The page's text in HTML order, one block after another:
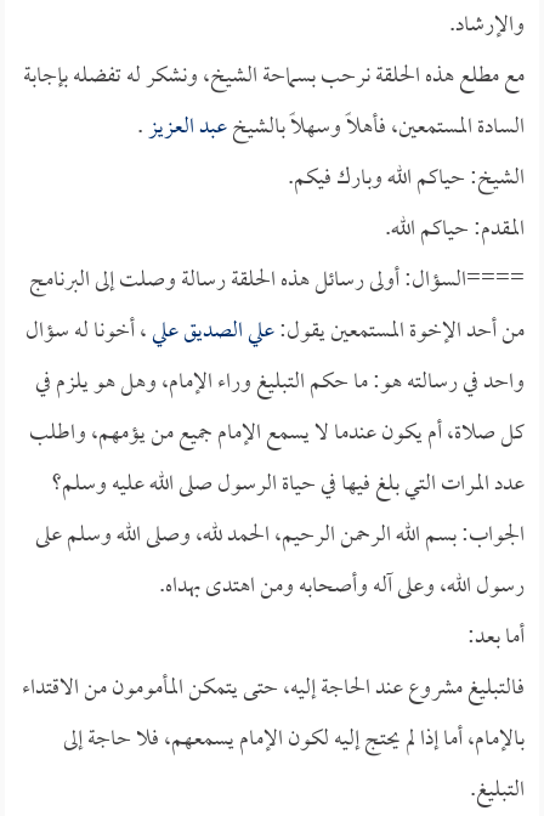
والإرشاد.
مع مطلع هذه الحلقة نرحب بسماحة الشيخ، ونشكر له تفضله بإجابة
السادة المستمعين، فأهلاً وسهلاً بالشيخعبد العزيز.
الشيخ: حياكم الله وبارك فيكم.
المقدم: حياكم الله.
====السؤال: أولى رسائل هذه الحلقة رسالة وصلت إلى البرنامج
من أحد الإخوة المستمعين يقول:علي الصديق علي، أخونا له سؤال
واحد في رسالته هو: ما حكم التبليغ وراء الإمام، وهل هو يلزم في
كل صلاة، أم يكون عندما لا يسمع الإمام جميع من يؤمهم، واطلب
عدد المرات التي بلغ فيها في حياة الرسول صلى الله عليه وسلم؟
الجواب: بسم الله الرحمن الرحيم، الحمد لله، وصلى الله وسلم على
رسول الله، وعلى آله وأصحابه ومن اهتدى بهداه.
أما بعد:
فالتبليغ مشروع عند الحاجة إليه، حتى يتمكن المأمومون من الاقتداء
بالإمام، أما إذا لم يحتج إليه لكون الإمام يسمعهم، فلا حاجة إلى
التبليغ.